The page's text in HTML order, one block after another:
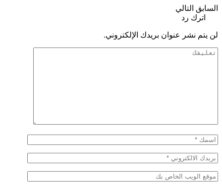
السابق التالي
اترك رد
لن يتم نشر عنوان بريدك الإلكتروني.